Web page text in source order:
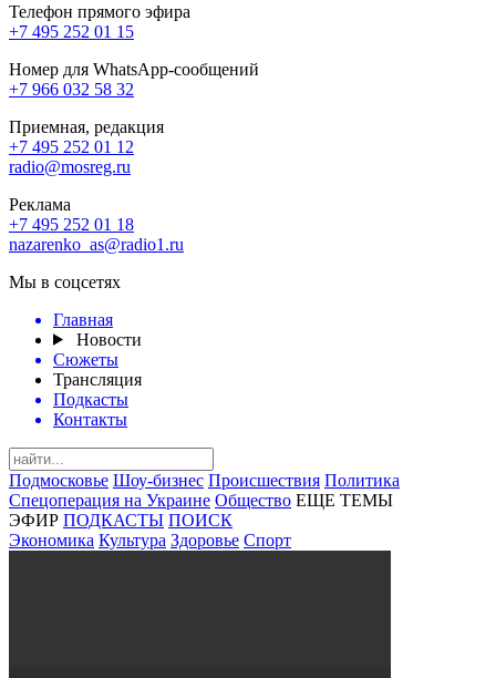
Телефон прямого эфира
+7 495 252 01 15
Номер для WhatsApp-сообщений
+7 966 032 58 32
Приемная, редакция
+7 495 252 01 12
radio@mosreg.ru
Реклама
+7 495 252 01 18
nazarenko_as@radio1.ru
Мы в соцсетях
Главная
Новости
Сюжеты
Трансляция
Подкасты
Контакты
Подмосковье Шоу-бизнес Происшествия Политика
Спецоперация на Украине Общество ЕЩЕ ТЕМЫ
ЭФИР ПОДКАСТЫ ПОИСК
Экономика Культура Здоровье Спорт